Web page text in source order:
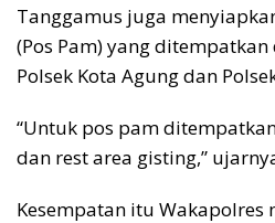
Tanggamus juga
(Pos Pam) yang
Polsek Kota Agung dan
“Untuk pos pam
dan rest area gisting,”
Kesempatan itu Wakapolres